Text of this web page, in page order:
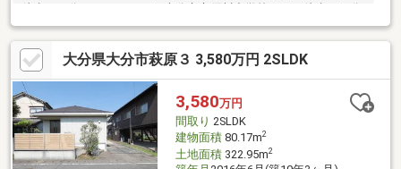
（１６１４ｍ） ●周辺施設情報 マルキョウ皆春店まで３９８ｍ マ
ックハウスアクロスプラザ森町店まで１２１６ｍ お問い合わせは
こちら こちら以外の物件もご紹介可能ですのでお気軽にお問合
せ下さい。株式会社いふう〒８７０－００４４ 大分県大分市舞
鶴町１丁目３８ＴＥＬ ０９７－５３３－２０２２ ＦＡＸ ０
９７－５２９－７１６０
大分県大分市萩原３ 3,580万円 2SLDK
3,580万円
間取り 2SLDK
建物面積80.17m2
土地面積322.95m2